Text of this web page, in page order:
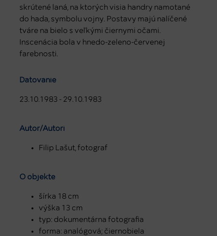
skrútené laná, na ktorých visia handry namotané
do hada, symbolu vojny. Postavy majú nalíčené
tváre na bielo s veľkými čiernymi očami.
Inscenácia bola v hnedo-zeleno-červenej
farebnosti.
Datovanie
23.10.1983 - 29.10.1983
Autor/Autori
Filip Lašut, fotograf
O objekte
šírka 18 cm
výška 13 cm
typ: dokumentárna fotografia
forma: analógová; čiernobiela